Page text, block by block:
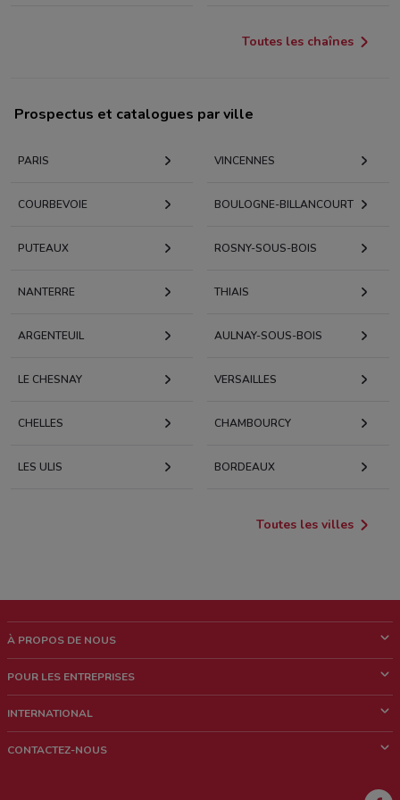
Toutes les chaînes
Prospectus et catalogues par ville
PARIS VINCENNES
COURBEVOIE BOULOGNE-BILLANCOURT
PUTEAUX ROSNY-SOUS-BOIS
NANTERRE THIAIS
ARGENTEUIL AULNAY-SOUS-BOIS
LE CHESNAY VERSAILLES
CHELLES CHAMBOURCY
LES ULIS BORDEAUX
Toutes les villes
À PROPOS DE NOUS
News & Médias
POUR LES ENTREPRISES
Contacts commerciaux et/ou marketing
INTERNATIONAL
CONTACTEZ-NOUS